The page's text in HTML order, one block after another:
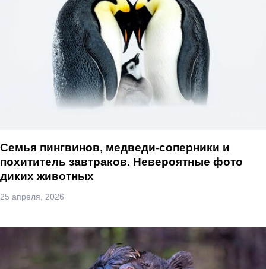
Семья пингвинов, медведи-соперники и
похититель завтраков. Невероятные фото
диких животных
25 апреля, 2026